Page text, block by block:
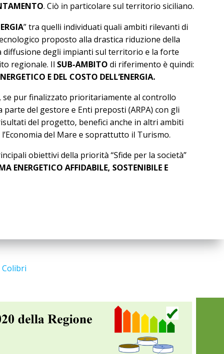
. Ciò in particolare sul territorio siciliano.
” tra quelli individuati quali ambiti rilevanti di
proposto alla drastica riduzione della
diffusione degli impianti sul territorio e la forte
regionale. Il SUB-AMBITO di riferimento è quindi:
E DEL COSTO DELL’ENERGIA.
se pur finalizzato prioritariamente al controllo
del gestore e Enti preposti (ARPA) con gli
del progetto, benefici anche in altri ambiti
del Mare e soprattutto il Turismo.
obiettivi della priorità “Sfide per la società”
ENERGETICO AFFIDABILE, SOSTENIBILE E
Colibri